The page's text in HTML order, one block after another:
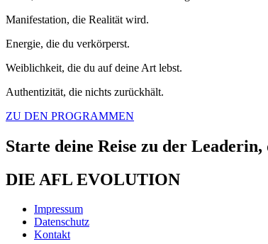
Manifestation, die Realität wird.
Energie, die du verkörperst.
Weiblichkeit, die du auf deine Art lebst.
Authentizität, die nichts zurückhält.
ZU DEN PROGRAMMEN
Starte deine Reise zu der
DIE AFL EVOLUTION
Impressum
Datenschutz
Kontakt